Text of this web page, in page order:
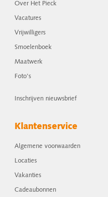
Over Het Pieck
Vacatures
Vrijwilligers
Smoelenboek
Maatwerk
Foto's
Inschrijven nieuwsbrief
Klantenservice
Algemene voorwaarden
Locaties
Vakanties
Cadeaubonnen